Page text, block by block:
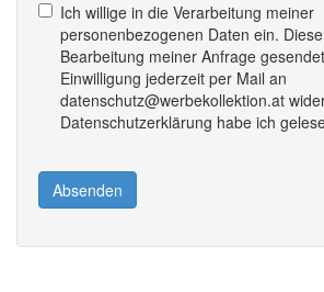
Ich willige in die Verarbeitung meiner
personenbezogenen Daten ein.
Bearbeitung meiner Anfrage
Einwilligung jederzeit per Mail an
datenschutz@werbekollektion.at
Datenschutzerklärung habe ich
Absenden